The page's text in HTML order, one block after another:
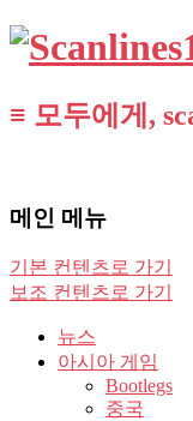
≡ 모두에게,
메인 메뉴
기본 컨텐츠로 가기
보조 컨텐츠로 가기
뉴스
아시아 게임
Bootlegs
중국